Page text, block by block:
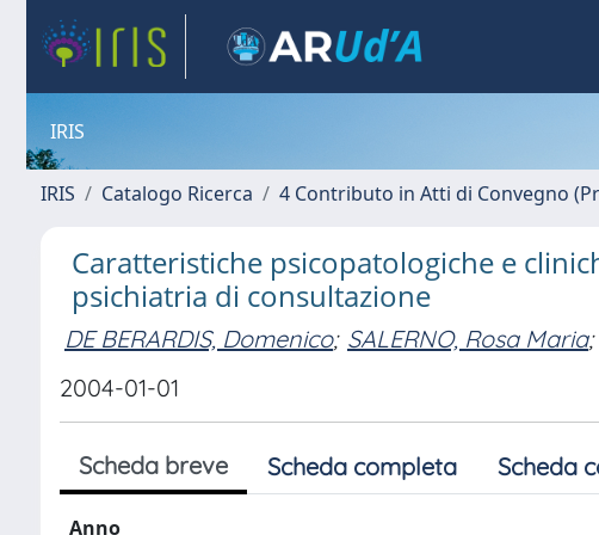
IRIS
IRIS Catalogo Ricerca 4 Contributo in Atti di Convegno
Caratteristiche psicopatologiche e
psichiatria di consultazione
DE BERARDIS, Domenico; SALERNO, Rosa Maria;
2004-01-01
Scheda breve Scheda completa Scheda
Anno